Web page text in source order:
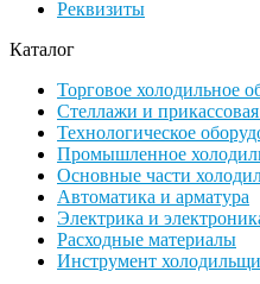
Реквизиты
Каталог
Торговое холодильное
Стеллажи и прикассовая
Технологическое
Промышленное
Основные части
Автоматика и арматура
Электрика и
Расходные материалы
Инструмент